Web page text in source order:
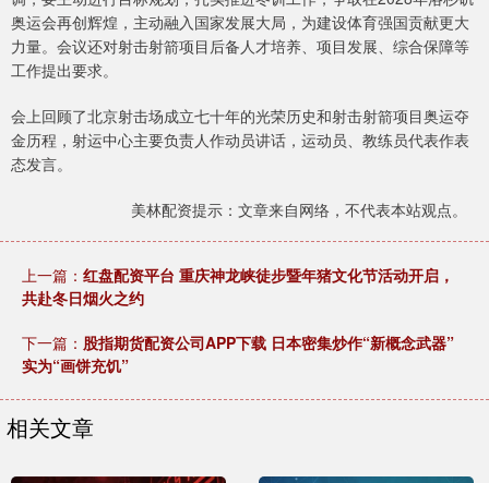
奥运会再创辉煌，主动融入国家发展大局，为建设体育强国贡献更大
力量。会议还对射击射箭项目后备人才培养、项目发展、综合保障等
工作提出要求。
会上回顾了北京射击场成立七十年的光荣历史和射击射箭项目奥运夺
金历程，射运中心主要负责人作动员讲话，运动员、教练员代表作表
态发言。
美林配资提示：文章来自网络，不代表本站观点。
上一篇： 红盘配资平台 重庆神龙峡徒步暨年猪文化节活动开启，
共赴冬日烟火之约
下一篇： 股指期货配资公司APP下载 日本密集炒作“新概念武器”
实为“画饼充饥”
相关文章